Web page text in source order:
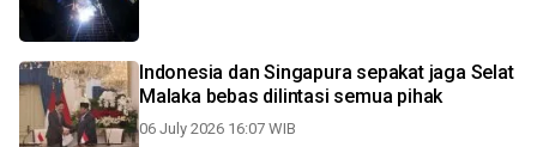
Indonesia dan Singapura sepakat jaga Selat
Malaka bebas dilintasi semua pihak
06 July 2026 16:07 WIB